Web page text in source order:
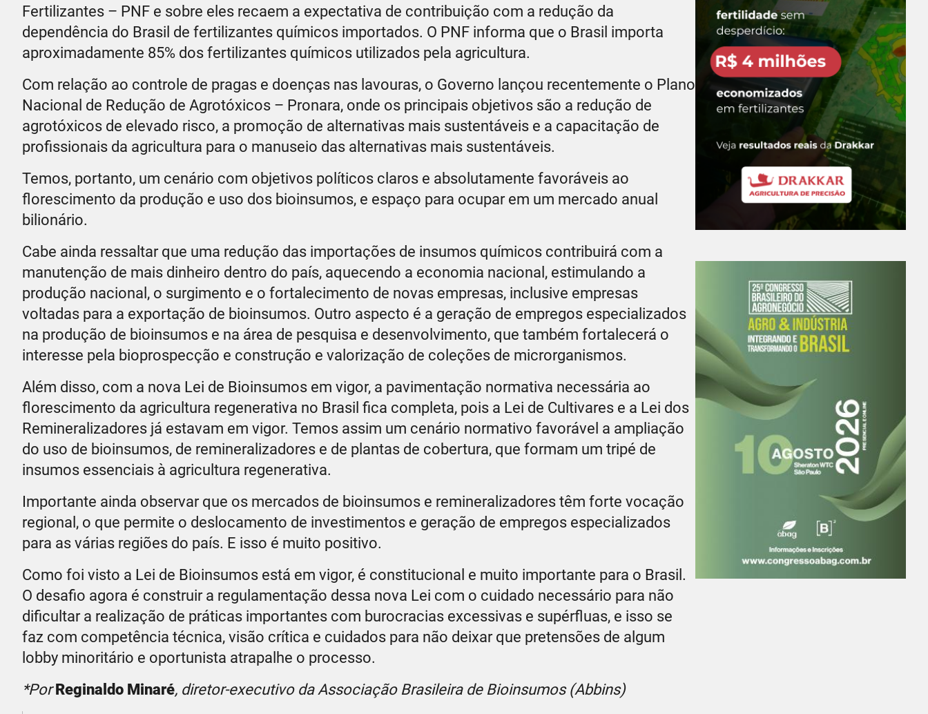
Fertilizantes – PNF e sobre eles recaem a expectativa de contribuição com a redução da
dependência do Brasil de fertilizantes químicos importados. O PNF informa que o Brasil importa
aproximadamente 85% dos fertilizantes químicos utilizados pela agricultura.
Com relação ao controle de pragas e doenças nas lavouras, o Governo lançou recentemente o Plano
Nacional de Redução de Agrotóxicos – Pronara, onde os principais objetivos são a redução de
agrotóxicos de elevado risco, a promoção de alternativas mais sustentáveis e a capacitação de
profissionais da agricultura para o manuseio das alternativas mais sustentáveis.
Temos, portanto, um cenário com objetivos políticos claros e absolutamente favoráveis ao
florescimento da produção e uso dos bioinsumos, e espaço para ocupar em um mercado anual
bilionário.
Cabe ainda ressaltar que uma redução das importações de insumos químicos contribuirá com a
manutenção de mais dinheiro dentro do país, aquecendo a economia nacional, estimulando a
produção nacional, o surgimento e o fortalecimento de novas empresas, inclusive empresas
voltadas para a exportação de bioinsumos. Outro aspecto é a geração de empregos especializados
na produção de bioinsumos e na área de pesquisa e desenvolvimento, que também fortalecerá o
interesse pela bioprospecção e construção e valorização de coleções de microrganismos.
Além disso, com a nova Lei de Bioinsumos em vigor, a pavimentação normativa necessária ao
florescimento da agricultura regenerativa no Brasil fica completa, pois a Lei de Cultivares e a Lei dos
Remineralizadores já estavam em vigor. Temos assim um cenário normativo favorável a ampliação
do uso de bioinsumos, de remineralizadores e de plantas de cobertura, que formam um tripé de
insumos essenciais à agricultura regenerativa.
Importante ainda observar que os mercados de bioinsumos e remineralizadores têm forte vocação
regional, o que permite o deslocamento de investimentos e geração de empregos especializados
para as várias regiões do país. E isso é muito positivo.
Como foi visto a Lei de Bioinsumos está em vigor, é constitucional e muito importante para o Brasil.
O desafio agora é construir a regulamentação dessa nova Lei com o cuidado necessário para não
dificultar a realização de práticas importantes com burocracias excessivas e supérfluas, e isso se
faz com competência técnica, visão crítica e cuidados para não deixar que pretensões de algum
lobby minoritário e oportunista atrapalhe o processo.
*PorReginaldo Minaré, diretor-executivo da Associação Brasileira de Bioinsumos (Abbins)